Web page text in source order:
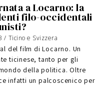
a Locarno: la
filo-occidentali
/ Ticino e Svizzera
del film di Locarno. Un
ticinese, tanto per gli
della politica. Oltre
infatti un palcoscenico per